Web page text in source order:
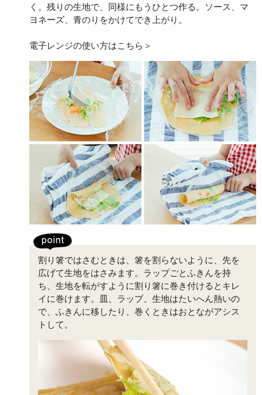
く。残りの生地で、同様にもうひとつ作る。ソース、マ
ヨネーズ、青のりをかけてでき上がり。
電子レンジの使い方はこちら＞
割り箸ではさむときは、箸を割らないように、先を
広げて生地をはさみます。ラップごとふきんを持
ち、生地を転がすように割り箸に巻き付けるとキレ
イに巻けます。皿、ラップ、生地はたいへん熱いの
で、ふきんに移したり、巻くときはおとながアシス
トして。